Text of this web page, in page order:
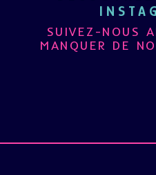
SUIVEZ-NOUS
MANQUER DE